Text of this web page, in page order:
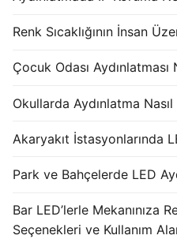
Renk Sıcaklığının İnsan
Çocuk Odası Aydınlatması
Okullarda Aydınlatma Nasıl
Akaryakıt İstasyonlarında
Park ve Bahçelerde LED
Bar LED’lerle Mekanınıza
Seçenekleri ve Kullanım